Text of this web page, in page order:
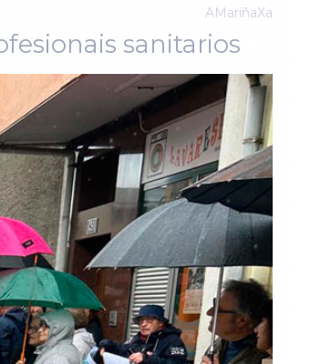
AMariñaXa
sanitarios